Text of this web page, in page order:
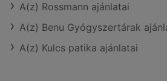
A(z) Rossmann ajánlatai
A(z) Benu Gyógyszertárak
A(z) Kulcs patika ajánlatai